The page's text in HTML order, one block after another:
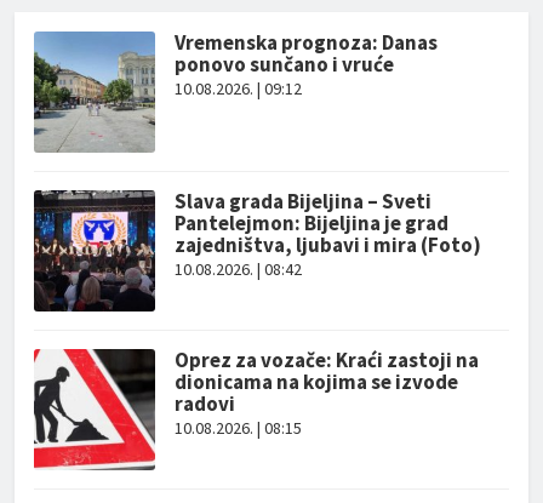
Vremenska prognoza: Danas
ponovo sunčano i vruće
10.08.2026. | 09:12
Slava grada Bijeljina – Sveti
Pantelejmon: Bijeljina je grad
zajedništva, ljubavi i mira (Foto)
10.08.2026. | 08:42
Oprez za vozače: Kraći zastoji na
dionicama na kojima se izvode
radovi
10.08.2026. | 08:15